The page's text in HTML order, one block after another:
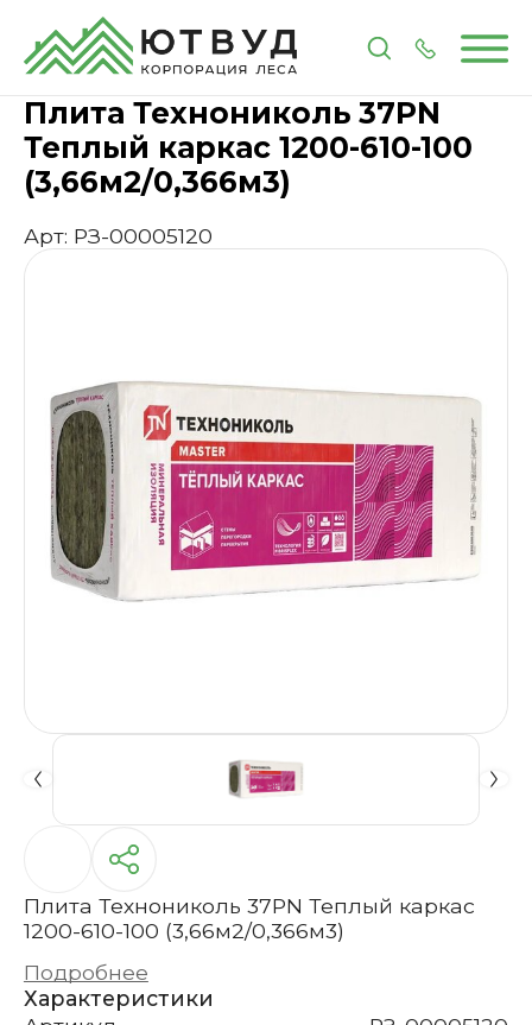
ГлавнаяКаталогИзоляционные материалы
Плита Технониколь 37PN
Теплый каркас 1200-610-100
(3,66м2/0,366м3)
Арт: РЗ-00005120
Плита Технониколь 37PN Теплый каркас
1200-610-100 (3,66м2/0,366м3)
Подробнее
Характеристики